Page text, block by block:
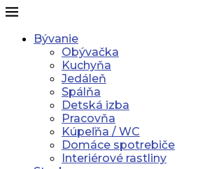
Bývanie
Obývačka
Kuchyňa
Jedáleň
Spálňa
Detská izba
Pracovňa
Kúpeľňa / WC
Domáce spotrebiče
Interiérové rastliny